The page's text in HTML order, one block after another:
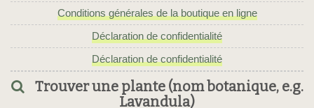
Conditions générales de la boutique en ligne
Déclaration de confidentialité
Déclaration de confidentialité
Trouver une plante (nom botanique, e.g.
Lavandula)